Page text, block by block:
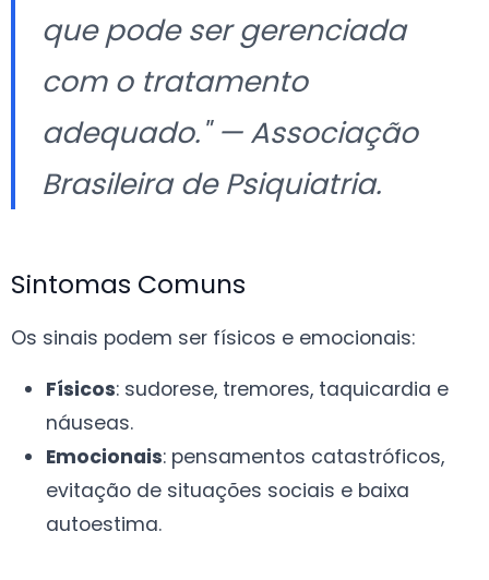
que pode ser gerenciada
com o tratamento
adequado." — Associação
Brasileira de Psiquiatria.
Sintomas Comuns
Os sinais podem ser físicos e emocionais:
Físicos: sudorese, tremores, taquicardia e
náuseas.
Emocionais: pensamentos catastróficos,
evitação de situações sociais e baixa
autoestima.